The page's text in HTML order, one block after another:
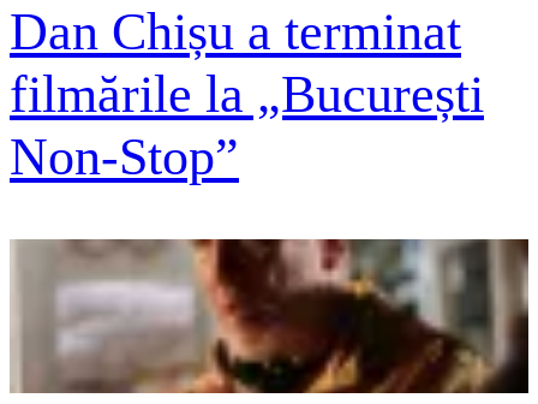
Dan Chișu a terminat
filmările la „București
Non-Stop”